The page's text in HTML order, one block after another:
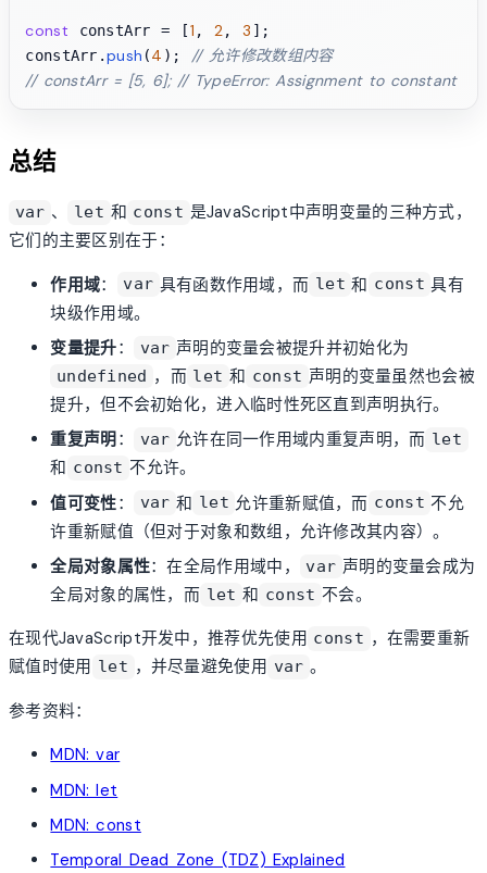
const constArr = [1 , 2 , 3 ];
constArr.push (4 ); // 允许修改数组内容
// constArr = [5, 6]; // TypeError: Assignment to constant
总结
var 、 let 和 const 是JavaScript中声明变量的三种方式，
它们的主要区别在于：
作用域： var 具有函数作用域，而 let 和 const 具有
块级作用域。
变量提升： var 声明的变量会被提升并初始化为
undefined ，而 let 和 const 声明的变量虽然也会被
提升，但不会初始化，进入临时性死区直到声明执行。
重复声明 ： var 允许在同一作用域内重复声明，而 let
和 const 不允许。
值可变性： var 和 let 允许重新赋值，而 const 不允
许重新赋值（但对于对象和数组，允许修改其内容）。
全局对象属性：在全局作用域中， var 声明的变量会成为
全局对象的属性，而 let 和 const 不会。
在现代JavaScript开发中，推荐优先使用 const ，在需要重新
赋值时使用 let ，并尽量避免使用 var 。
参考资料：
MDN: var
MDN: let
MDN: const
Temporal Dead Zone (TDZ) Explained